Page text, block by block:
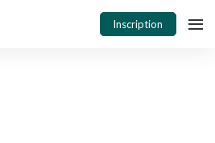
Inscription